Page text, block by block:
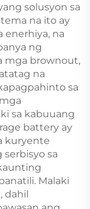
solusyon sa
na ito ay
enerhiya, na
ng
mga brownout,
na
sa
sa kabuuang
battery ay
kuryente
sa
Malaki
dahil